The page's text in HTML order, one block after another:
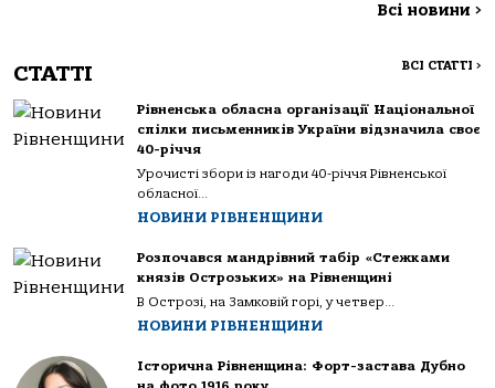
Всі новини >
СТАТТІ ВСІ СТАТТІ >
Рівненська обласна організації Національної
спілки письменників України відзначила своє
40-річчя
Урочисті збори із нагоди 40-річчя Рівненської
обласної...
НОВИНИ РІВНЕНЩИНИ
Розпочався мандрівний табір «Стежками
князів Острозьких» на Рівненщині
В Острозі, на Замковій горі, у четвер...
НОВИНИ РІВНЕНЩИНИ
Історична Рівненщина: Форт-застава Дубно